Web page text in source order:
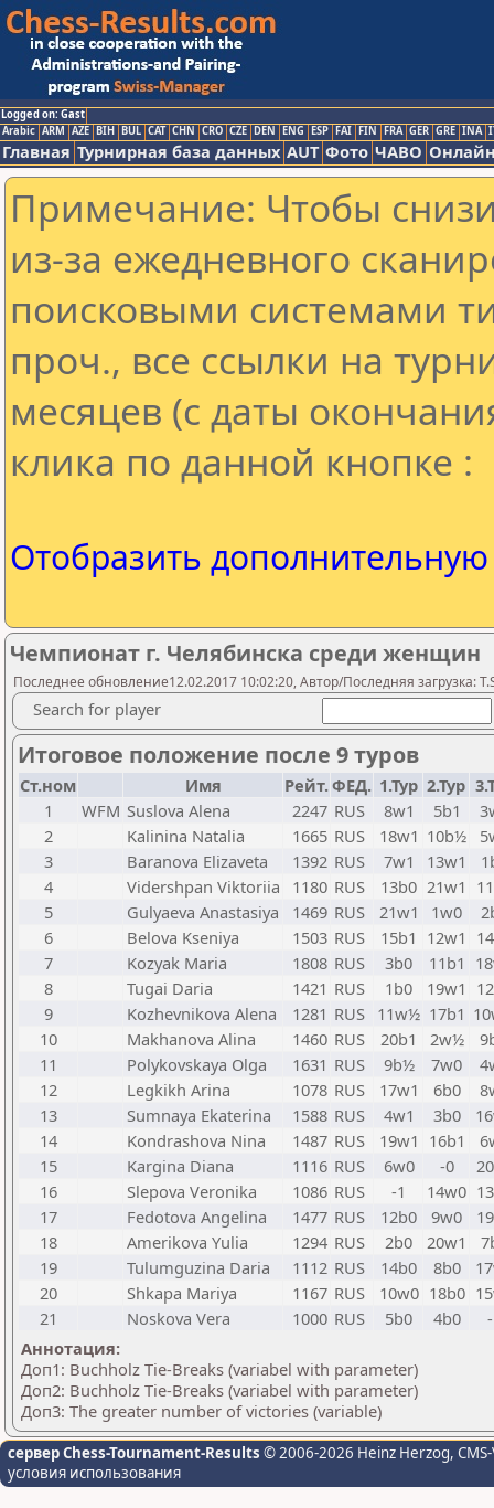
Logged on: Gast
Arabic ARM AZE BIH BUL CAT CHN CRO CZE DEN ENG ESP FAI FIN FRA GER GRE INA
Главная Турнирная база данных AUT Фото ЧАВО
Примечание: Чтобы
из-за ежедневного
поисковыми системами
проч., все ссылки на
месяцев (с даты
клика по данной кнопке :
Отобразить
Чемпионат г. Челябинска среди женщин
Последнее обновление12.02.2017 10:02:20, Автор/Последняя загрузка:
Search for player
Итоговое положение после 9 туров
Ст.ном Имя Рейт.ФЕД. 1.Тур 2.Тур
1
WFM Suslova Alena 2247 RUS 8w1 5b1
2
Kalinina Natalia 1665 RUS 18w1 10b½
3
Baranova Elizaveta 1392 RUS 7w1 13w1
4
Vidershpan Viktoriia 1180 RUS 13b0 21w1
5
Gulyaeva Anastasiya 1469 RUS 21w1 1w0
6
Belova Kseniya 1503 RUS 15b1 12w1
7
Kozyak Maria 1808 RUS 3b0 11b1
8
Tugai Daria 1421 RUS 1b0 19w1
9
Kozhevnikova Alena 1281 RUS 11w½ 17b1
10
Makhanova Alina 1460 RUS 20b1 2w½
11
Polykovskaya Olga 1631 RUS 9b½ 7w0
12
Legkikh Arina 1078 RUS 17w1 6b0
13
Sumnaya Ekaterina 1588 RUS 4w1 3b0
14
Kondrashova Nina 1487 RUS 19w1 16b1
15
Kargina Diana 1116 RUS 6w0 -0
16
Slepova Veronika 1086 RUS -1 14w0
17
Fedotova Angelina 1477 RUS 12b0 9w0
18
Amerikova Yulia 1294 RUS 2b0 20w1
19
Tulumguzina Daria 1112 RUS 14b0 8b0
20
Shkapa Mariya 1167 RUS 10w0 18b0
21
Noskova Vera 1000 RUS 5b0 4b0
Аннотация:
Доп1: Buchholz Tie-Breaks (variabel with parameter)
Доп2: Buchholz Tie-Breaks (variabel with parameter)
Доп3: The greater number of victories (variable)
сервер Chess-Tournament-Results © 2006-2026 Heinz Herzog,
условия использования